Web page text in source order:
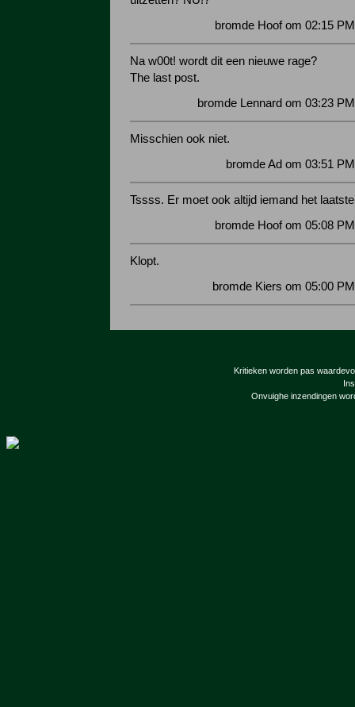
bromde Hoof om 02:15
Na w00t! wordt dit een nieuwe rage?
The last post.
bromde Lennard om 03:23
Misschien ook niet.
bromde Ad om 03:51
Tssss. Er moet ook altijd iemand het
bromde Hoof om 05:08
Klopt.
bromde Kiers om 05:00
Kritieken worden pas
Onvuighe inzendingen